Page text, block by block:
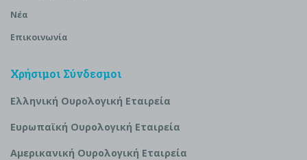
Νέα
Επικοινωνία
Χρήσιμοι Σύνδεσμοι
Ελληνική Ουρολογική Εταιρεία
Ευρωπαϊκή Ουρολογική Εταιρεία
Αμερικανική Ουρολογική Εταιρεία